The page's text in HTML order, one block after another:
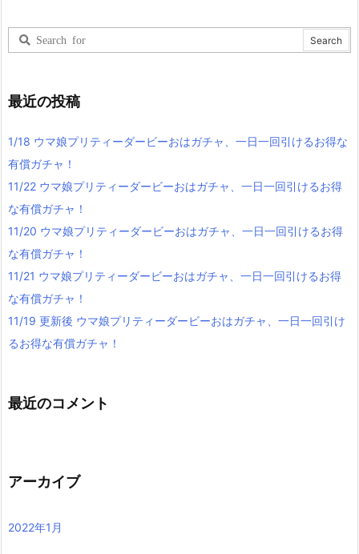
最近の投稿
1/18 ウマ娘プリティーダービーおはガチャ、一日一回引けるお得な
有償ガチャ！
11/22 ウマ娘プリティーダービーおはガチャ、一日一回引けるお得
な有償ガチャ！
11/20 ウマ娘プリティーダービーおはガチャ、一日一回引けるお得
な有償ガチャ！
11/21 ウマ娘プリティーダービーおはガチャ、一日一回引けるお得
な有償ガチャ！
11/19 更新後 ウマ娘プリティーダービーおはガチャ、一日一回引け
るお得な有償ガチャ！
最近のコメント
アーカイブ
2022年1月